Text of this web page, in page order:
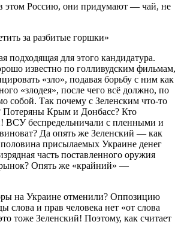
этом Россию, они придумают — чай, не
за разбитые горшки»
подходящая для этого кандидатура.
известно по голливудским фильмам,
«зло», подавая борьбу с ним как
«злодея», после чего всё должно, по
собой. Так почему с Зеленским что-то
Потеряны Крым и Донбасс? Кто
ВСУ беспредельничали с пленными и
Да опять же Зеленский — как
присылаемых Украине денег
часть поставленного оружия
Опять же «крайний» —
на Украине отменили? Оппозицию
слова и прав человека нет «от слова
тоже Зеленский! Поэтому, как считает